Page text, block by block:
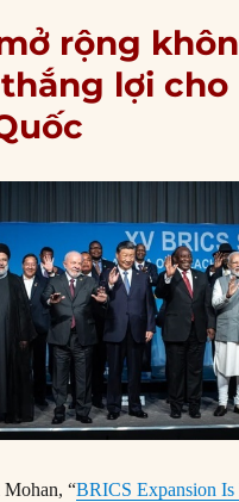
rộng
lợi cho
Mohan, “BRICS Expansion